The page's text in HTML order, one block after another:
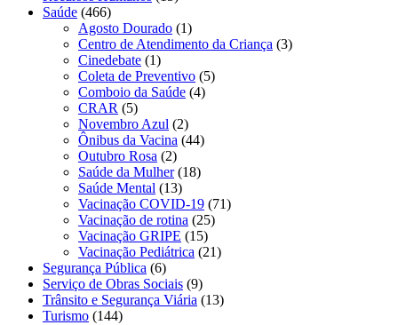
Saúde (466)
Agosto Dourado (1)
Centro de Atendimento da Criança (3)
Cinedebate (1)
Coleta de Preventivo (5)
Comboio da Saúde (4)
CRAR (5)
Novembro Azul (2)
Ônibus da Vacina (44)
Outubro Rosa (2)
Saúde da Mulher(18)
Saúde Mental (13)
Vacinação COVID-19 (71)
Vacinação de rotina (25)
Vacinação GRIPE (15)
Vacinação Pediátrica (21)
Segurança Pública (6)
Serviço de Obras Sociais (9)
Trânsito e Segurança Viária (13)
Turismo (144)